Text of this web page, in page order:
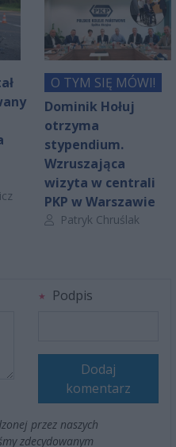
O TYM SIĘ MÓWI!
Dominik Hołuj
otrzyma
stypendium.
Wzruszająca
wizyta w centrali
PKP w Warszawie
Autor artykułu:
Patryk Chruślak
Podpis
Dodaj
komentarz
przez naszych
zdecydowanym